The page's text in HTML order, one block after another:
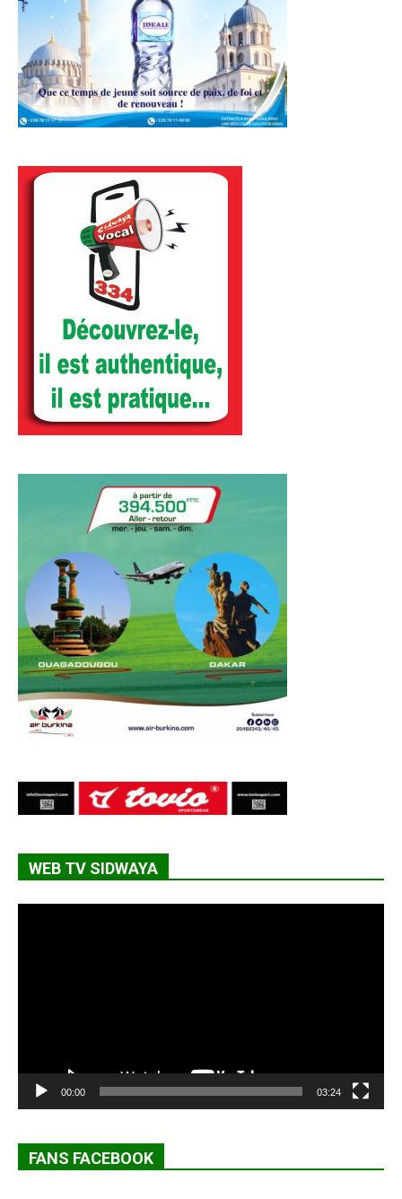
WEB TV SIDWAYA
00:00 03:24
FANS FACEBOOK